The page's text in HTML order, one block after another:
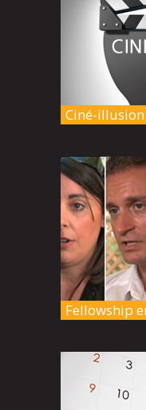
Ciné-illusion
Fellowship